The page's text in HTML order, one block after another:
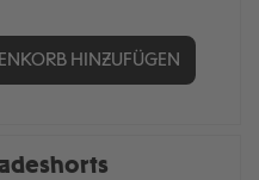
HINZUFÜGEN